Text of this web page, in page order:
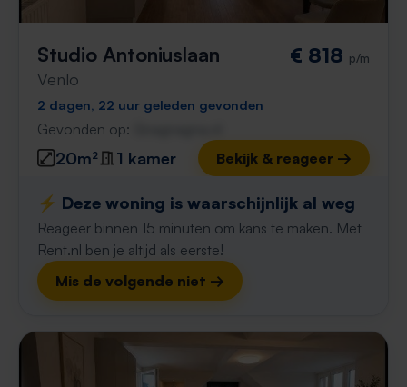
Studio Antoniuslaan
Venlo
€ 818 p/m
2 dagen, 22 uur geleden gevonden
Gevonden op:
20m² 1 kamer Bekijk & reageer →
⚡️ Deze woning is waarschijnlijk al weg
Reageer binnen 15 minuten om kans te maken. Met
Rent.nl ben je altijd als eerste!
Mis de volgende niet →